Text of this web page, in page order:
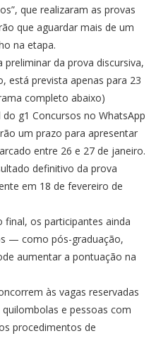
que realizaram as provas
que aguardar mais de um
na etapa.
da prova discursiva,
está prevista apenas para 23
completo abaixo)
g1 Concursos no WhatsApp
um prazo para apresentar
entre 26 e 27 de janeiro.
definitivo da prova
em 18 de fevereiro de
final, os participantes ainda
— como pós-graduação,
aumentar a pontuação na
às vagas reservadas
e pessoas com
procedimentos de